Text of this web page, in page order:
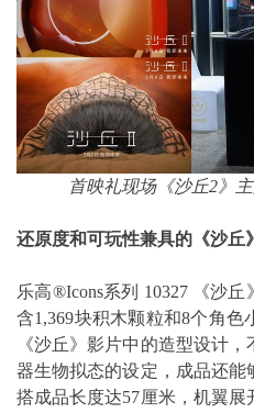
首映礼现场《沙丘2》
还原度和可玩性兼具的《沙丘
乐高®Icons系列 10327 《沙丘
含1,369块积木颗粒和8个角
《沙丘》影片中的造型设计
器生物拟态的设定，成品还
搭成品长度达57厘米，机翼